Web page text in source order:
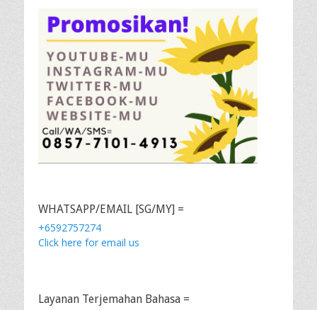
WHATSAPP/EMAIL [SG/MY] =
+6592757274
Click here for email us
Layanan Terjemahan Bahasa =